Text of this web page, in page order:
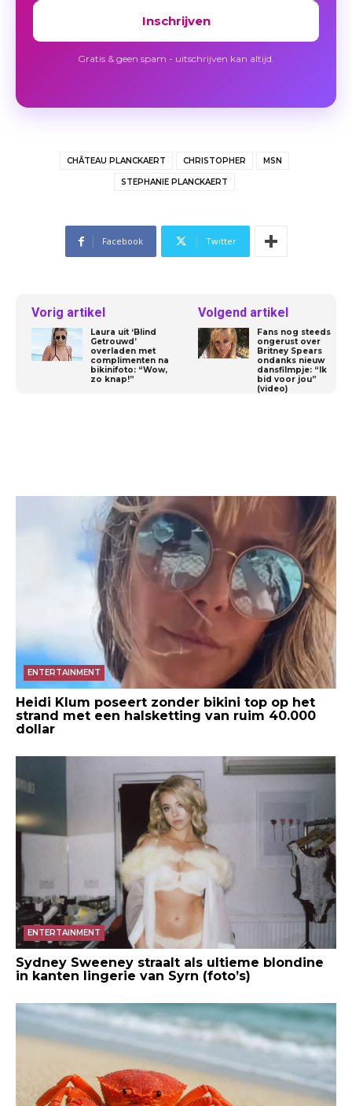
Inschrijven
Gratis & geen spam - uitschrijven kan altijd.
CHÂTEAU PLANCKAERT CHRISTOPHER MSN
STEPHANIE PLANCKAERT
Facebook Twitter
Vorig artikel
Laura uit ‘Blind
Getrouwd’
overladen met
complimenten na
bikinifoto: “Wow,
zo knap!”
Volgend artikel
Fans nog steeds
ongerust over
Britney Spears
ondanks nieuw
dansfilmpje: “Ik
bid voor jou”
(video)
ENTERTAINMENT
Heidi Klum poseert zonder bikini top op het
strand met een halsketting van ruim 40.000
dollar
ENTERTAINMENT
Sydney Sweeney straalt als ultieme blondine
in kanten lingerie van Syrn (foto’s)